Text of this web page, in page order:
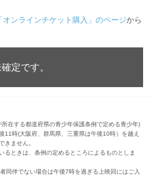
「オンラインチケット購入」のページから
定です。
在する都道府県の青少年保護条例で定める青少年)
11時(大阪府、群馬県、三重県は午後10時）を越え
きません。
るときは、条例の定めるところによるものとしま
同伴でない場合は午後7時を過ぎる上映回にはご入